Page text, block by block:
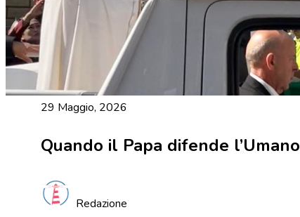
29 Maggio, 2026
Quando il Papa difende l’Umano
Redazione